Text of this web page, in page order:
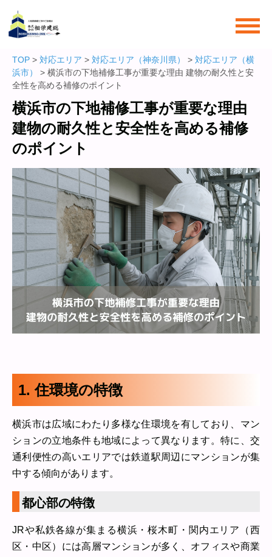
TOP > 対応エリア > 対応エリア（神奈川県） > 対応エリア（横
浜市）
> 横浜市の下地補修工事が重要な理由 建物の耐久性と安
全性を高める補修のポイント
横浜市の下地補修工事が重要な理由
建物の耐久性と安全性を高める補修
のポイント
1. 住環境の特徴
横浜市は広域にわたり多様な住環境を有しており、マン
ションの立地条件も地域によって異なります。特に、交
通利便性の高いエリアでは鉄道駅周辺にマンションが集
中する傾向があります。
都心部の特徴
JRや私鉄各線が集まる横浜・桜木町・関内エリア（西
区・中区）には高層マンションが多く、オフィスや商業